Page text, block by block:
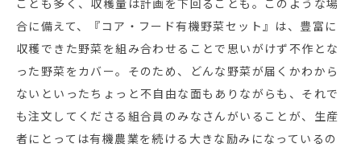
ことも多く、収穫量は計画を下回ることも。このような場
合に備えて、『コア・フード有機野菜セット』は、豊富に
収穫できた野菜を組み合わせることで思いがけず不作とな
った野菜をカバー。そのため、どんな野菜が届くかわから
ないといったちょっと不自由な面もありながらも、それで
も注文してくださる組合員のみなさんがいることが、生産
者にとっては有機農業を続ける大きな励みになっているの